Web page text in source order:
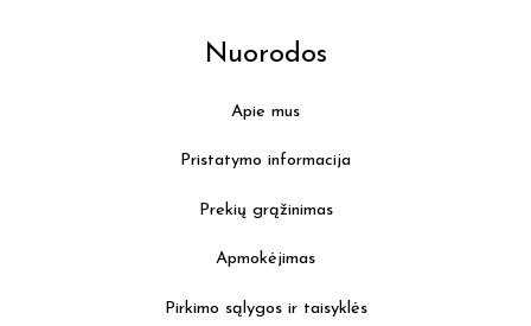
Nuorodos
Apie mus
Pristatymo informacija
Prekių grąžinimas
Apmokėjimas
Pirkimo sąlygos ir taisyklės